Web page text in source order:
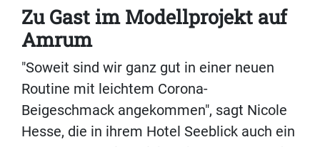
Zu Gast im Modellprojekt auf
Amrum
"Soweit sind wir ganz gut in einer neuen
Routine mit leichtem Corona-
Beigeschmack angekommen", sagt Nicole
Hesse, die in ihrem Hotel Seeblick auch ein